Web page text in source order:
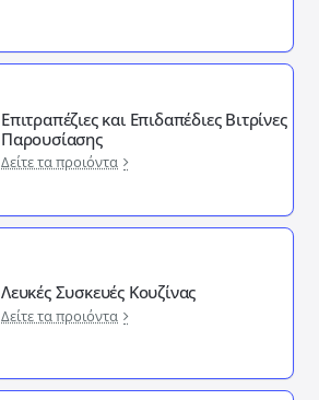
Επιτραπέζιες και Επιδαπέδιες Βιτρίνες
Παρουσίασης
Δείτε τα προιόντα
Λευκές Συσκευές Κουζίνας
Δείτε τα προιόντα